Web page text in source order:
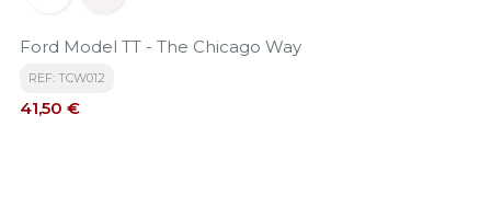
Ford Model TT - The Chicago Way
REF: TCW012
Precio
41,50 €